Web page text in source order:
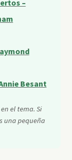
–
Besant
el tema. Si
una pequeña